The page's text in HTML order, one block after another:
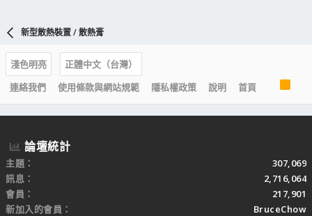
新型散熱裝置 / 散熱膏
淺色明亮
正體中文（台灣）
連絡我們
使用條款與網站規範 隱私權政策 說明 首頁
S
論壇統計
主題
307,069
訊息
2,716,064
會員
217,901
新加入的會員
BruceChow